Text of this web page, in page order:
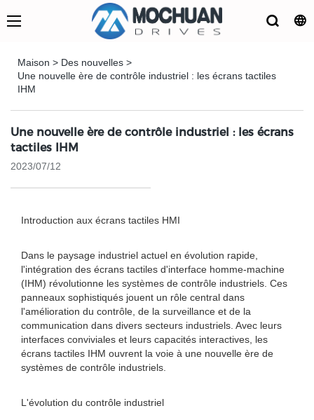
Maison > Des nouvelles >
Une nouvelle ère de contrôle industriel : les écrans tactiles
IHM
Une nouvelle ère de contrôle industriel : les écrans
tactiles IHM
2023/07/12
Introduction aux écrans tactiles HMI
Dans le paysage industriel actuel en évolution rapide,
l'intégration des écrans tactiles d'interface homme-machine
(IHM) révolutionne les systèmes de contrôle industriels. Ces
panneaux sophistiqués jouent un rôle central dans
l'amélioration du contrôle, de la surveillance et de la
communication dans divers secteurs industriels. Avec leurs
interfaces conviviales et leurs capacités interactives, les
écrans tactiles IHM ouvrent la voie à une nouvelle ère de
systèmes de contrôle industriels.
L'évolution du contrôle industriel